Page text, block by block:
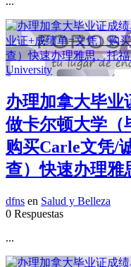
办理加拿大毕业
做卡尔顿大学（
购买Carle文凭/
查）快速办理雅
dfns en Salud y Belleza
0 Respuestas
...